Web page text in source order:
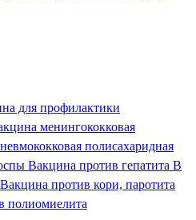
для профилактики
менингококковая
полисахаридная
Вакцина против гепатита В
Вакцина против кори, паротита
полиомиелита